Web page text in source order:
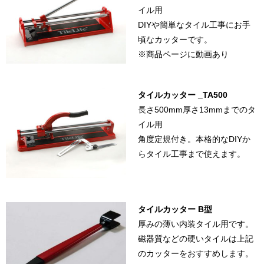
イル用
DIYや簡単なタイル工事にお手
頃なカッターです。
※商品ページに動画あり
タイルカッター _TA500
長さ500mm厚さ13mmまでのタ
イル用
角度定規付き。本格的なDIYか
らタイル工事まで使えます。
タイルカッター B型
厚みの薄い内装タイル用です。
磁器質などの硬いタイルは上記
のカッターをおすすめします。